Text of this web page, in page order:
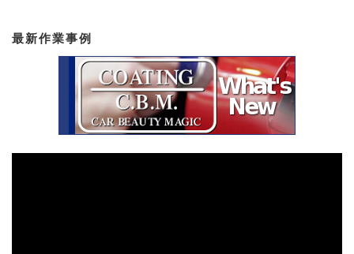
最新作業事例